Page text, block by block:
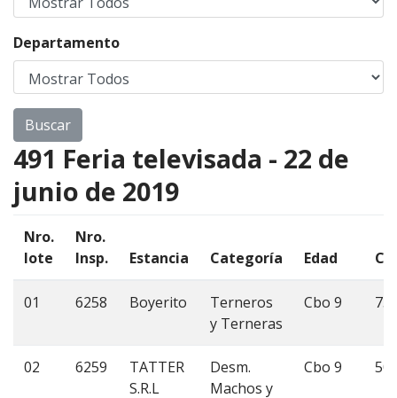
Departamento
491 Feria televisada - 22 de
junio de 2019
Nro.
lote
Nro.
Insp.
Estancia Categoría Edad
01 6258 Boyerito
Terneros
y Terneras
Cbo 9 75
02 6259
TATTER
S.R.L
Desm.
Machos y
Cbo 9 50